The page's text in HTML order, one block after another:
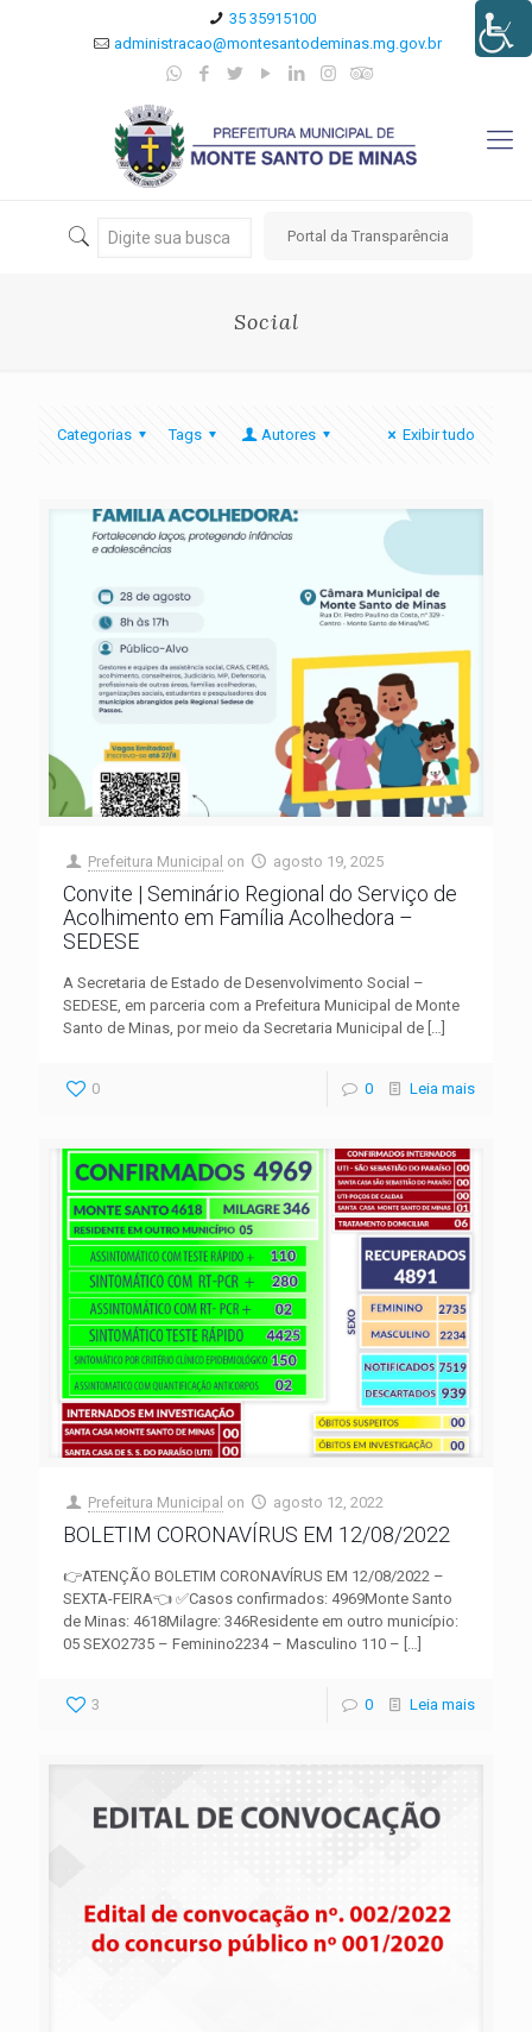
35 35915100
administracao@montesantodeminas.mg.gov.br
Portal da Transparência
Social
Categorias Tags Autores Exibir tudo
Prefeitura Municipal on agosto 19, 2025
Convite | Seminário Regional do Serviço de
Acolhimento em Família Acolhedora –
SEDESE
A Secretaria de Estado de Desenvolvimento Social –
SEDESE, em parceria com a Prefeitura Municipal de Monte
Santo de Minas, por meio da Secretaria Municipal de […]
0 0 Leia mais
Prefeitura Municipal on agosto 12, 2022
BOLETIM CORONAVÍRUS EM 12/08/2022
👉ATENÇÃO BOLETIM CORONAVÍRUS EM 12/08/2022 –
SEXTA-FEIRA👈 ✅Casos confirmados: 4969Monte Santo
de Minas: 4618Milagre: 346Residente em outro município:
05 SEXO2735 – Feminino2234 – Masculino 110 –
3 0 Leia mais